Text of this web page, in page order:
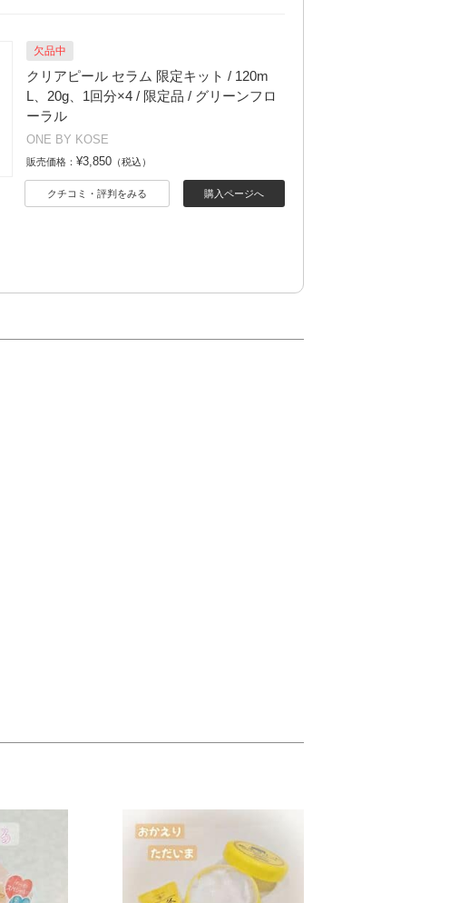
欠品中
クリアピール セラム 限定キット / 120m
L、20g、1回分×4 / 限定品 / グリーンフロ
ーラル
ONE BY KOSE
販売価格： ¥3,850 （税込）
購入ページへ
クチコミ・評判をみる